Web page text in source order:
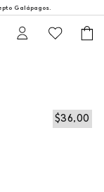
Galápagos.
$36,00